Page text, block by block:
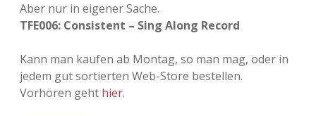
Aber nur in eigener Sache.
TFE006: Consistent – Sing Along Record
Kann man kaufen ab Montag, so man mag, oder in
jedem gut sortierten Web-Store bestellen.
Vorhören geht hier.